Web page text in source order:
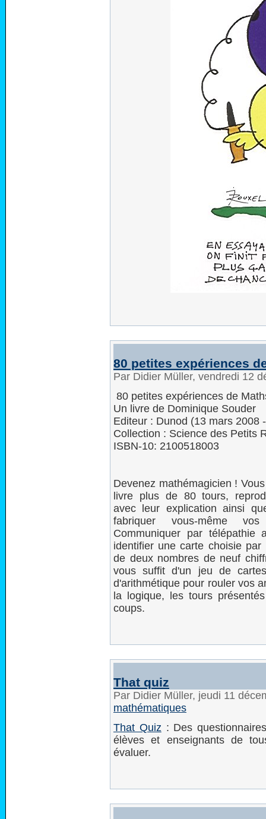
80 petites expériences
Par Didier Müller, vendredi 12
80 petites expériences de
Un livre de Dominique Souder
Editeur : Dunod (13 mars 2008
Collection : Science des Petits
ISBN-10: 2100518003
Devenez mathémagicien !
livre plus de 80 tours,
avec leur explication ainsi
fabriquer vous-même
Communiquer par télépathie
identifier une carte choisie
de deux nombres de neuf
vous suffit d'un jeu de
d'arithmétique pour rouler vos
la logique, les tours
coups.
That quiz
Par Didier Müller, jeudi 11
mathématiques
That Quiz: Des
élèves et enseignants de
évaluer.